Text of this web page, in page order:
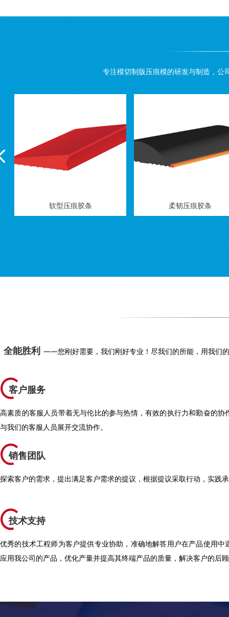
专注模切制版压痕模的研发与制造，公
软型压痕胶条 柔韧压痕胶条
全能胜利 ——您刚好需要，我们刚好专业！尽我们的所能，用我们
客户服务
高素质的客服人员带着无与伦比的参与热情，有效的执行力和勤奋的
与我们的客服人员展开交流协作。
探索客户的需求，提出满足客户需求的提议，根据提议采取行动，实践
销售团队
优秀的技术工程师为客户提供专业协助，准确地解答用户在产品使用
应用我公司的产品，优化产量并提高其终端产品的质量，解决客户的后
技术支持